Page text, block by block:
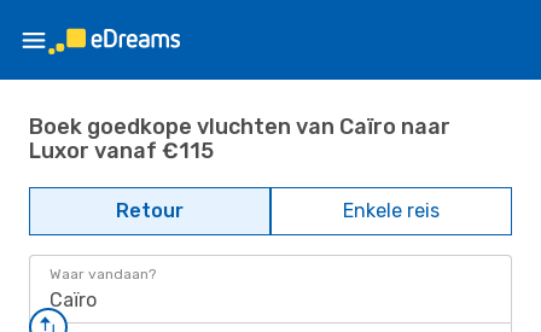
Boek goedkope vluchten van Caïro naar
Luxor vanaf €115
Retour Enkele reis
Waar vandaan?
Caïro